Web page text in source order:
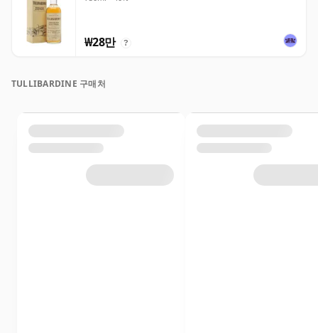
₩28만 ?
TULLIBARDINE 구매처